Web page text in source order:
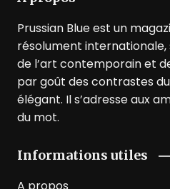
Prussian Blue est un
résolument
de l’art contemporain et
par goût des contrastes
élégant. Il s’adresse aux
du mot.
Informations utiles